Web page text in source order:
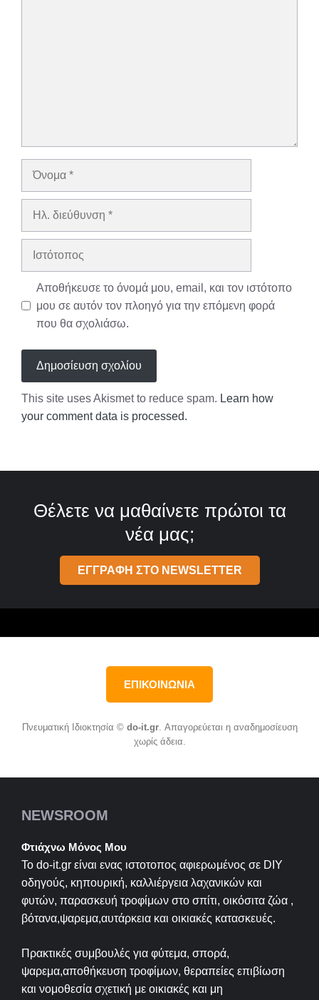
Όνομα
Ηλ.
Ιστότοπος
Αποθήκευσε το όνομά μου, email, και τον ιστότοπο
μου σε αυτόν τον πλοηγό για την επόμενη φορά
που θα σχολιάσω.
This site uses Akismet to reduce spam. Learn how
your comment data is processed.
Θέλετε να μαθαίνετε πρώτοι τα
νέα μας;
ΕΓΓΡΑΦΗ ΣΤΟ NEWSLETTER
ΕΠΙΚΟΙΝΩΝΙΑ
Πνευματική Ιδιοκτησία © do-it.gr. Απαγορεύεται η αναδημοσίευση
χωρίς άδεια.
NEWSROOM
Φτιάχνω Μόνος Μου
Το do-it.gr είναι ενας ιστοτοπος αφιερωμένος σε DIY
οδηγούς, κηπουρική, καλλιέργεια λαχανικών και
φυτών, παρασκευή τροφίμων στο σπίτι, οικόσιτα ζώα ,
βότανα,ψαρεμα,αυτάρκεια και οικιακές κατασκευές.
Πρακτικές συμβουλές για φύτεμα, σπορά,
ψαρεμα,αποθήκευση τροφίμων, θεραπείες επιβίωση
και νομοθεσία σχετική με οικιακές και μη